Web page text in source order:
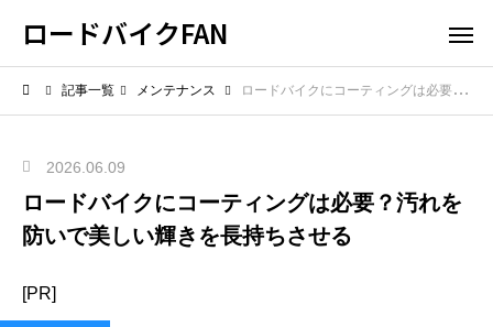
ロードバイクFAN
記事一覧 メンテナンス ロードバイクにコーティングは必要？汚れを防いで美しい輝きを長持ちさせる
2026.06.09
ロードバイクにコーティングは必要？汚れを
防いで美しい輝きを長持ちさせる
[PR]